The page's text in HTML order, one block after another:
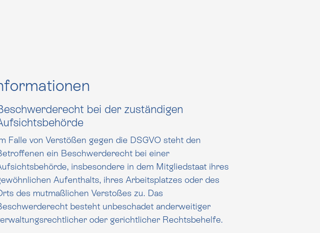
bei der zuständigen
Falle von Verstößen gegen die DSGVO steht den
ein Beschwerderecht bei einer
insbesondere in dem Mitgliedstaat ihres
Aufenthalts, ihres Arbeitsplatzes oder des
des mutmaßlichen Verstoßes zu. Das
besteht unbeschadet anderweitiger
oder gerichtlicher Rechtsbehelfe.